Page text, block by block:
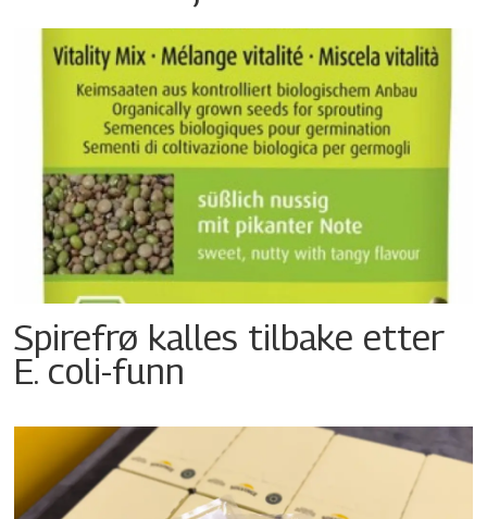
Spirefrø kalles tilbake etter
E. coli-funn